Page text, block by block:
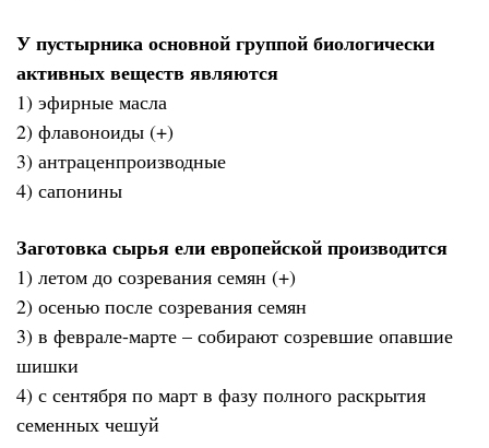
У пустырника основной группой биологически
активных веществ являются
1) эфирные масла
2) флавоноиды (+)
3) антраценпроизводные
4) сапонины
Заготовка сырья ели европейской производится
1) летом до созревания семян (+)
2) осенью после созревания семян
3) в феврале-марте – собирают созревшие опавшие
шишки
4) с сентября по март в фазу полного раскрытия
семенных чешуй